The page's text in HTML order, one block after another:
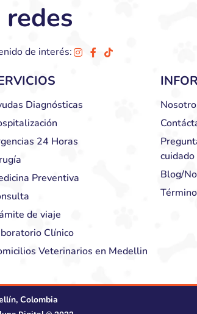
de interés:
Diagnósticas
24 Horas
Preventiva
de viaje
Clínico
Veterinarios en Medellin
Blog/
Colombia